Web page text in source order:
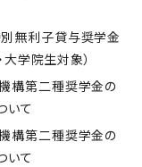
無利子貸与奨学金
学院生対象）
構第二種奨学金の
いて
構第二種奨学金の
いて